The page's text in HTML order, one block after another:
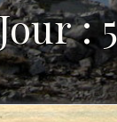
: